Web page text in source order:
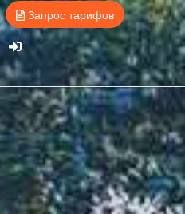
Запрос тарифов